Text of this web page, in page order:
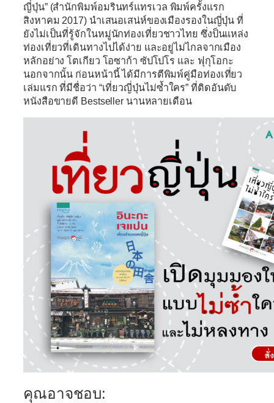
ญี่ปุ่น”(สำนักพิมพ์อมรินทร์แทรเวล พิมพ์ครั้งแรก
สิงหาคม 2017) นำเสนอเสน่ห์ของเมืองรองในญี่ปุ่น ที่
ยังไม่เป็นที่รู้จักในหมู่นักท่องเที่ยวชาวไทย ซึ่งป็นแหล่ง
ท่องเที่ยวที่เดินทางไปได้ง่าย และอยู่ไม่ไกลจากเมือง
หลักอย่าง โตเกียว โอซาก้า ซัปโปโร และ ฟุกุโอกะ
นอกจากนั้น ก่อนหน้านี้ ได้มีการตีพิมพ์คู่มือท่องเที่ยว
เล่มแรก ที่มีชื่อว่า “เที่ยวญี่ปุ่นไม่ซ้ำใคร” ที่ติดอันดับ
หนังสือขายดี Bestseller นานหลายเดือน
คุณอาจชอบ: